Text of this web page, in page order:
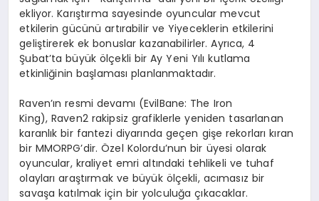
ekliyor. Karıştırma sayesinde oyuncular mevcut
etkilerin gücünü artırabilir ve Yiyeceklerin etkilerini
geliştirerek ek bonuslar kazanabilirler. Ayrıca, 4
Şubat’ta büyük ölçekli bir Ay Yeni Yılı kutlama
etkinliğinin başlaması planlanmaktadır.
Raven’ın resmi devamı (EvilBane: The Iron
King),Raven2rakipsiz grafiklerle yeniden tasarlanan
karanlık bir fantezi diyarında geçen gişe rekorları kıran
bir MMORPG’dir. Özel Kolordu’nun bir üyesi olarak
oyuncular, kraliyet emri altındaki tehlikeli ve tuhaf
olayları araştırmak ve büyük ölçekli, acımasız bir
savaşa katılmak için bir yolculuğa çıkacaklar.